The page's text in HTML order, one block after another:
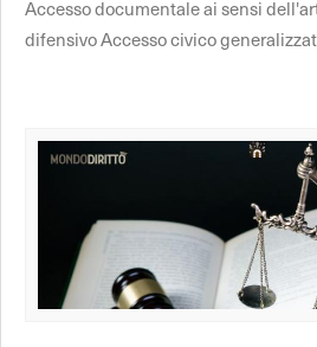
Accesso documentale ai sensi
difensivo Accesso civico